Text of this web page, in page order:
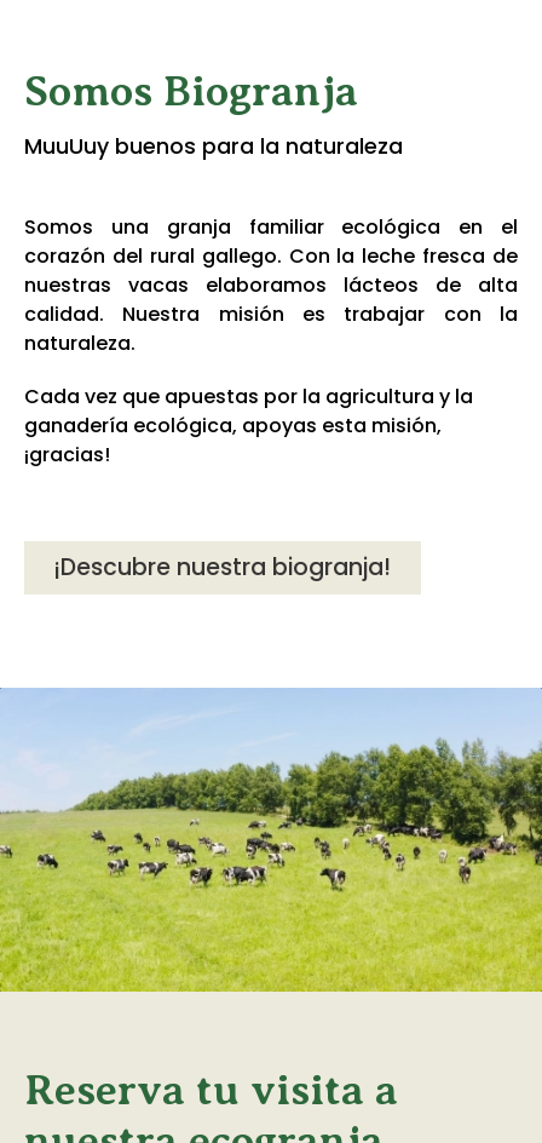
TLF |981 687 007
Somos Biogranja
MuuUuy buenos para la naturaleza
Somos una granja familiar ecológica en el
corazón del rural gallego. Con la leche fresca de
nuestras vacas elaboramos lácteos de alta
calidad. Nuestra misión es trabajar con la
naturaleza.
Cada vez que apuestas por la agricultura y la
ganadería ecológica, apoyas esta misión,
¡gracias!
¡Descubre nuestra biogranja!
Reserva tu visita a